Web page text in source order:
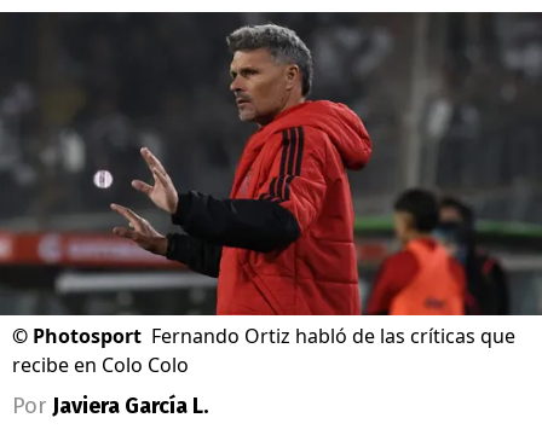
© Photosport Fernando Ortiz habló de las críticas que
recibe en Colo Colo
Por Javiera García L.